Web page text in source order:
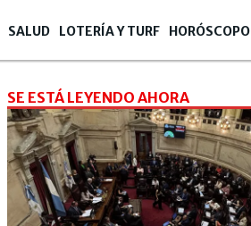
SALUD LOTERÍA Y TURF HORÓSCOPO
SE ESTÁ LEYENDO AHORA